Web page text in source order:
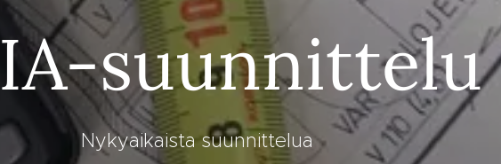
suunnittelu
Nykyaikaista suunnittelua